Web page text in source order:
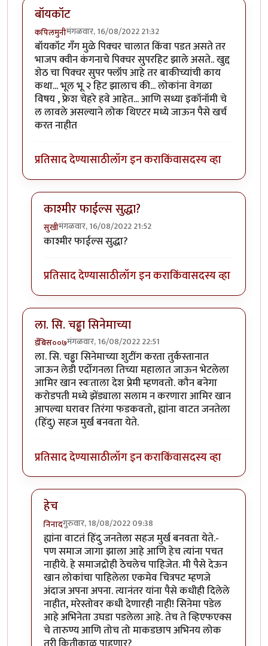
बॉयकॉट
कपिलमुनीमंगळवार, 16/08/2022 21:32
बॉयकॉट गँग मुळे पिक्चर चालात किंवा पडत असते तर
भाजप क्वीन कंगनाचे पिक्चर सुपरहिट झाले असते.. खुद्द
शेठ चा पिक्चर सुपर फ्लॉप आहे तर बाकीच्यांची काय
कथा... भूल भू २ हिट झालाच की... लोकांना वेगळा
विषय , फ्रेश चेहरे हवे आहेत... आणि सध्या इकॉनॉमी चे
ल लावले असल्याने लोक थिएटर मध्ये जाऊन पैसे खर्च
करत नाहीत
प्रतिसाद देण्यासाठीलॉग इन कराकिंवासदस्य व्हा
काश्मीर फाईल्स सुद्धा?
सुखीमंगळवार, 16/08/2022 21:52
In reply toबॉयकॉटby
काश्मीर फाईल्स सुद्धा?
प्रतिसाद देण्यासाठीलॉग इन कराकिंवासदस्य व्हा
ला. सि. चढ्ढा सिनेमाच्या
डँबिस००७मंगळवार, 16/08/2022 22:51
ला. सि. चढ्ढा सिनेमाच्या शुटींग करता तुर्कस्तानात
जाऊन लेडी एर्दोगनला तिच्या महालात जाऊन भेटलेला
आमिर खान स्वःताला देश प्रेमी म्हणवतो. कौन बनेगा
करोडपती मध्ये झेंड्याला सलाम न करणारा आमिर खान
आपल्या घरावर तिरंगा फडकवतो, ह्यांना वाटत जनतेला
(हिंदु) सहज मुर्ख बनवता येते.
प्रतिसाद देण्यासाठीलॉग इन कराकिंवासदस्य व्हा
हेच
निनादगुरुवार, 18/08/2022 09:38
In reply toला. सि. चढ्ढा सिनेमाच्याbyडँबिस००७
ह्यांना वाटतं हिंदु जनतेला सहज मुर्ख बनवता येते.-
पण समाज जागा झाला आहे आणि हेच त्यांना पचत
नाहीये. हे समाजद्रोही ठेचलेच पाहिजेत. मी पैसे देऊन
खान लोकांचा पाहिलेला एकमेव चित्रपट म्हणजे
अंदाज अपना अपना. त्यानंतर यांना पैसे कधीही दिलेले
नाहीत, मरेस्तोवर कधी देणारही नाही! सिनेमा पडेल
आहे अभिनेता उघडा पडलेला आहे. तेच ते व्हिएफएक्स
चे तारुण्य आणि तोच तो माकडछाप अभिनय लोक